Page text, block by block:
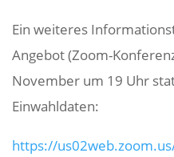
Ein weiteres
Angebot (Zoom-
November um 19 Uhr
Einwahldaten:
https://